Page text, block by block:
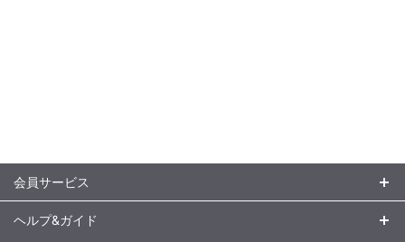
会員サービス
ヘルプ&ガイド